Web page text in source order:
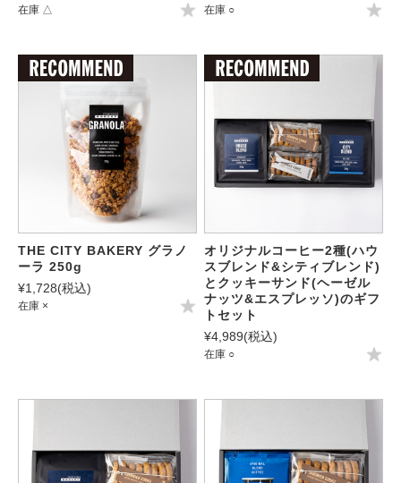
在庫 △ 在庫 ○
THE CITY BAKERY グラノ
ーラ 250g
¥1,728(税込)
在庫 ×
オリジナルコーヒー2種(ハウ
スブレンド&シティブレンド)
とクッキーサンド(ヘーゼル
ナッツ&エスプレッソ)のギフ
トセット
¥4,989(税込)
在庫 ○